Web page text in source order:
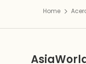
Home